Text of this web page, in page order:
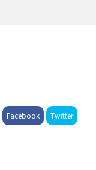
Facebook Twitter